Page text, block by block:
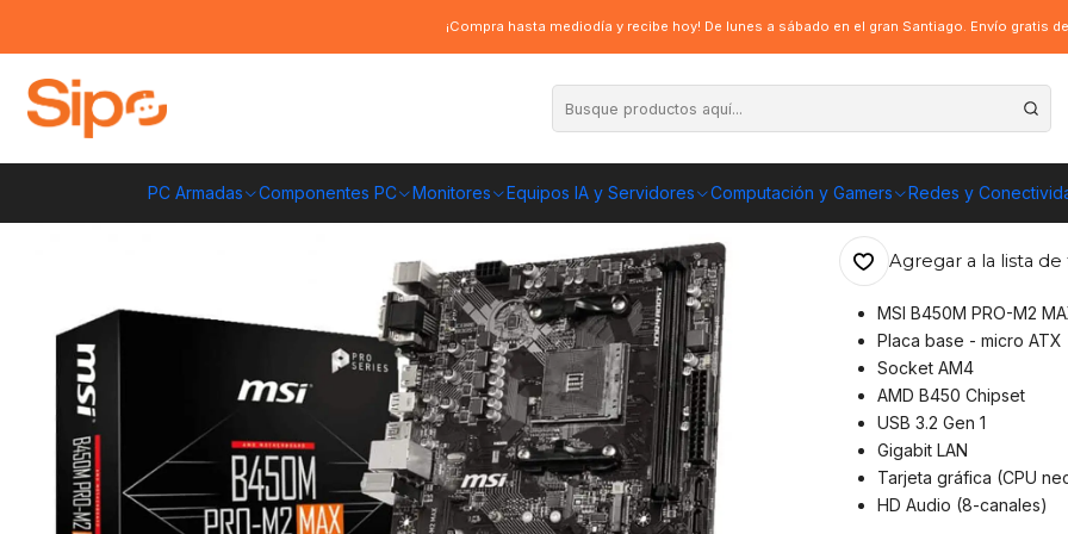
PC Armadas Componentes PC Monitores Equipos IA y Servidores Computación y Gamers Redes y
¡Compra hasta mediodía y recibe hoy! De lunes a sábado en el gran Santiago. Envío gratis
Placa Madre MSI B450M PRO-M2 MAX, AM4, Ryzen 5000, 2xDDR4, 1xHDM
Placa Madre
5000, 2xDDR4,
ENVÍO GRATIS A
Agregar a la lista de
MSI B450M PRO-M2
Placa base - micro ATX
Socket AM4
AMD B450 Chipset
USB 3.2 Gen 1
Gigabit LAN
Tarjeta gráfica (CPU
HD Audio (8-canales)